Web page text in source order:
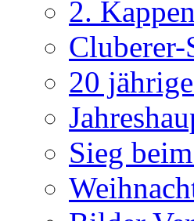
2.
20
Sieg